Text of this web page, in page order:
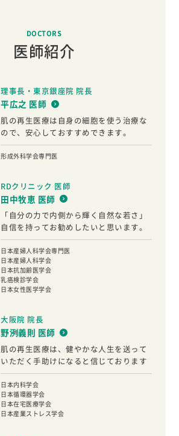
DOCTORS
医師紹介
理事長・東京銀座院 院長
平広之 医師
肌の再生医療は自身の細胞を使う治療な
ので、安心しておすすめできます。
形成外科学会専門医
RDクリニック 医師
田中牧恵 医師
「自分の力で内側から輝く自然な若さ」
自信を持ってお勧めしたいと思います。
日本産婦人科学会専門医
日本産婦人科学会
日本抗加齢医学会
乳癌検診学会
日本女性医学学会
大阪院 院長
野洌義則 医師
肌の再生医療は、健やかな人生を送って
いただく手助けになると信じております
日本内科学会
日本循環器学会
日本在宅医療学会
日本産業ストレス学会